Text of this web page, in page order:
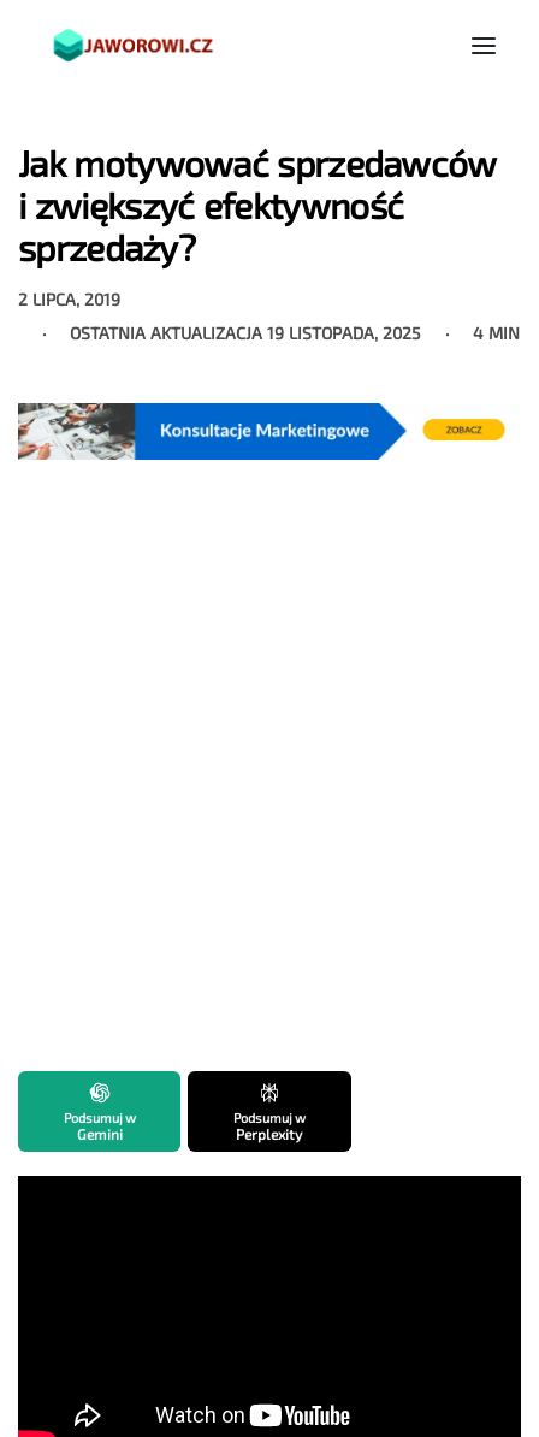
Jak motywować sprzedawców
i zwiększyć efektywność
sprzedaży?
2 LIPCA, 2019
OSTATNIA AKTUALIZACJA19 LISTOPADA, 2025 4 MIN
Podsumuj w
Gemini
Podsumuj w
Perplexity